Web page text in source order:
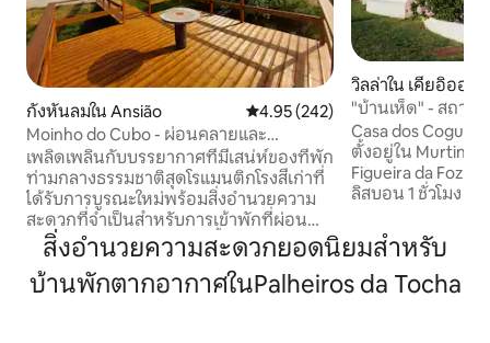
กังหันลมใน Ansião คะแนนเฉลี่ย 4.95 จาก 5, 242 รีวิว
4.95 (242)
Moinho do Cubo - ผ่อนคลายและ
เพลิดเพลินกับธรรมชาติ
เพลิดเพลินกับบรรยากาศที่มีเสน่ห์ของที่พัก
ท่ามกลางธรรมชาติสุดโรแมนติกโรงสีเก่าที่
ได้รับการบูรณะใหม่พร้อมสิ่งอำนวยความ
สะดวกที่จำเป็นสำหรับการเข้าพักที่ผ่อน
คลายท่ามกลางธรรมชาติ ตั้งอยู่บน
Camino de Santiago และ Rota Carmelita
de Fatima วิวมุมกว้างเหนือทุ่งนาและเนิน
วิลล่าใน เคียอิออส
"บ้านเห็ด" - สถาน
พิเศษ
Casa dos
ตั้งอยู่ใน
Figueira da Foz ใ
ลิสบอน 1 ชั่วโมง
ทัศน์ธรรมชาติที่ไ
ชายหาดได้โดยตร
ระหว่างเทือกเขา
สถานที่พักผ่อนที่ส
สิ่งอำนวยความสะดวกยอดนิยมสำหรับ
บ้านพักตากอากาศในPalheiros da Tocha